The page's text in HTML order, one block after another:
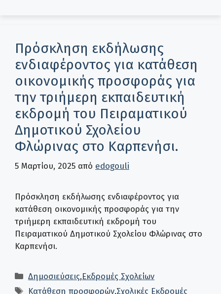
Πρόσκληση εκδήλωσης
ενδιαφέροντος για κατάθεση
οικονομικής προσφοράς για
την τριήμερη εκπαιδευτική
εκδρομή του Πειραματικού
Δημοτικού Σχολείου
Φλώρινας στο Καρπενήσι.
5 Μαρτίου, 2025 από edogouli
Πρόσκληση εκδήλωσης ενδιαφέροντος για
κατάθεση οικονομικής προσφοράς για την
τριήμερη εκπαιδευτική εκδρομή του
Πειραματικού Δημοτικού Σχολείου Φλώρινας στο
Καρπενήσι.
Κατηγορίες
Δημοσιεύσεις,Εκδρομές Σχολείων
Ετικέτες
Κατάθεση προσφορών,Σχολικές Εκδρομές